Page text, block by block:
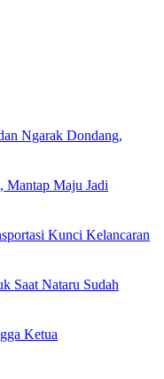
Ngarak Dondang,
Mantap Maju Jadi
Kunci Kelancaran
Saat Nataru Sudah
Ketua